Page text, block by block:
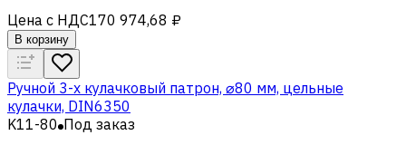
Цена с НДС170 974,68 ₽
В корзину
Ручной 3-х кулачковый патрон, ⌀80 мм, цельные
кулачки, DIN6350
K11-80 Под заказ